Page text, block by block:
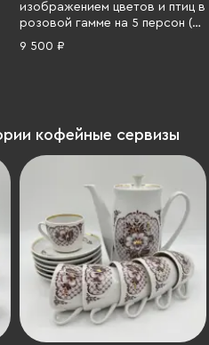
изображением цветов и птиц в
розовой гамме на 5 персон (8
предметов), Kahla, фарфор,
9 500 ₽
кофейные сервизы